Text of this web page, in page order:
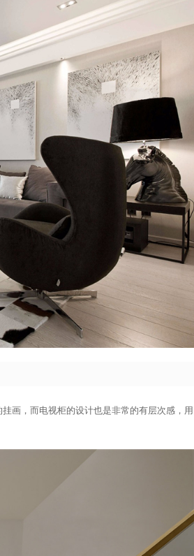
画，而电视柜的设计也是非常的有层次感，用